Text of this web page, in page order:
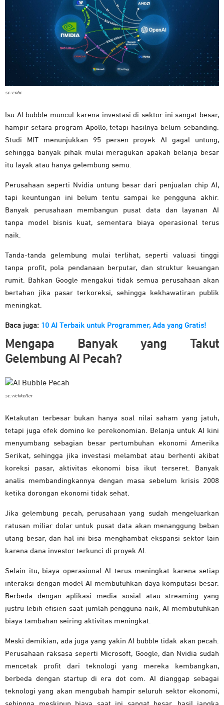
sc: cnbc
Isu AI bubble muncul karena investasi di sektor ini sangat besar,
hampir setara program Apollo, tetapi hasilnya belum sebanding.
Studi MIT menunjukkan 95 persen proyek AI gagal untung,
sehingga banyak pihak mulai meragukan apakah belanja besar
itu layak atau hanya gelembung semu.
Perusahaan seperti Nvidia untung besar dari penjualan chip AI,
tapi keuntungan ini belum tentu sampai ke pengguna akhir.
Banyak perusahaan membangun pusat data dan layanan AI
tanpa model bisnis kuat, sementara biaya operasional terus
naik.
Tanda-tanda gelembung mulai terlihat, seperti valuasi tinggi
tanpa profit, pola pendanaan berputar, dan struktur keuangan
rumit. Bahkan Google mengakui tidak semua perusahaan akan
bertahan jika pasar terkoreksi, sehingga kekhawatiran publik
meningkat.
Baca juga: 10 AI Terbaik untuk Programmer, Ada yang Gratis!
Mengapa Banyak yang Takut
Gelembung AI Pecah?
sc: richkeller
Ketakutan terbesar bukan hanya soal nilai saham yang jatuh,
tetapi juga efek domino ke perekonomian. Belanja untuk AI kini
menyumbang sebagian besar pertumbuhan ekonomi Amerika
Serikat, sehingga jika investasi melambat atau berhenti akibat
koreksi pasar, aktivitas ekonomi bisa ikut terseret. Banyak
analis membandingkannya dengan masa sebelum krisis 2008
ketika dorongan ekonomi tidak sehat.
Jika gelembung pecah, perusahaan yang sudah mengeluarkan
ratusan miliar dolar untuk pusat data akan menanggung beban
utang besar, dan hal ini bisa menghambat ekspansi sektor lain
karena dana investor terkunci di proyek AI.
Selain itu, biaya operasional AI terus meningkat karena setiap
interaksi dengan model AI membutuhkan daya komputasi besar.
Berbeda dengan aplikasi media sosial atau streaming yang
justru lebih efisien saat jumlah pengguna naik, AI membutuhkan
biaya tambahan seiring aktivitas meningkat.
Meski demikian, ada juga yang yakin AI bubble tidak akan pecah.
Perusahaan raksasa seperti Microsoft, Google, dan Nvidia sudah
mencetak profit dari teknologi yang mereka kembangkan,
berbeda dengan startup di era dot com. AI dianggap sebagai
teknologi yang akan mengubah hampir seluruh sektor ekonomi,